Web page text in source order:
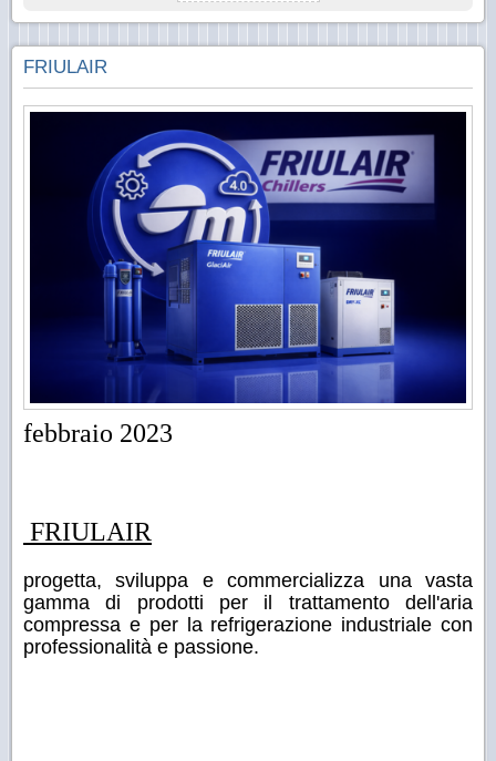
FRIULAIR
febbraio 2023
FRIULAIR
progetta, sviluppa e commercializza una vasta
gamma di prodotti per il trattamento dell'aria
compressa e per la refrigerazione industriale con
professionalità e passione.